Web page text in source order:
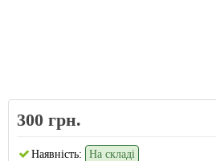
300 грн.
Наявність: На складі